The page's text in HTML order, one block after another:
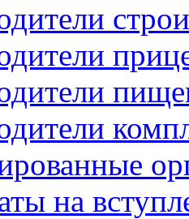
на